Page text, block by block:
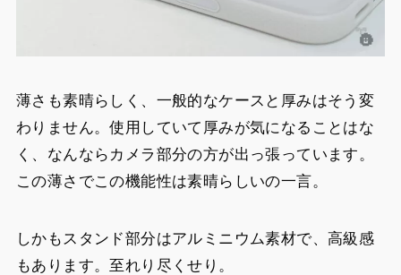
薄さも素晴らしく、一般的なケースと厚みはそう変
わりません。使用していて厚みが気になることはな
く、なんならカメラ部分の方が出っ張っています。
この薄さでこの機能性は素晴らしいの一言。
しかもスタンド部分はアルミニウム素材で、高級感
もあります。至れり尽くせり。